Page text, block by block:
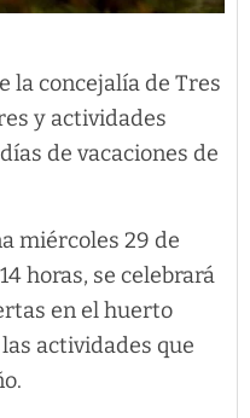
la concejalía de Tres
y actividades
de vacaciones de
miércoles 29 de
horas, se celebrará
en el huerto
actividades que